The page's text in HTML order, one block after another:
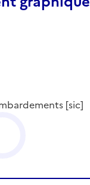
[sic]